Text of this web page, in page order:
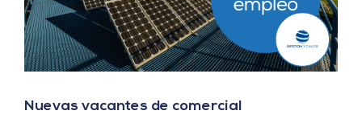
Nuevas vacantes de comercial